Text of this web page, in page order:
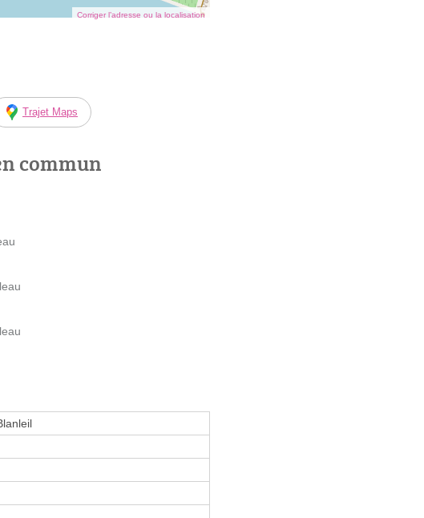
Corriger l’adresse ou la localisation
Trajet Maps
commun